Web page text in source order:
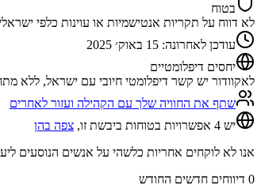
בטוח
לא דווח על תקריות אנטישמיות או עוינות כלפי
עודכן לאחרונה: 15 באוק׳ 2025
יחסים דיפלומטיים
לאקוודור יש קשר דיפלומטי חיובי עם ישראל, ללא
שתף את החוויה שלך עם הקהילה ועזור לאחרים
יש 4 אפשרויות בטוחות ביבשת זו,
צפה בהן
אנו לא לוקחים אחריות כלשהי על אנשים הנוסעים
0 דיווחים חדשים החודש